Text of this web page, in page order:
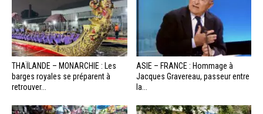
THAÏLANDE – MONARCHIE : Les
barges royales se préparent à
retrouver...
ASIE – FRANCE : Hommage à
Jacques Gravereau, passeur entre
la...